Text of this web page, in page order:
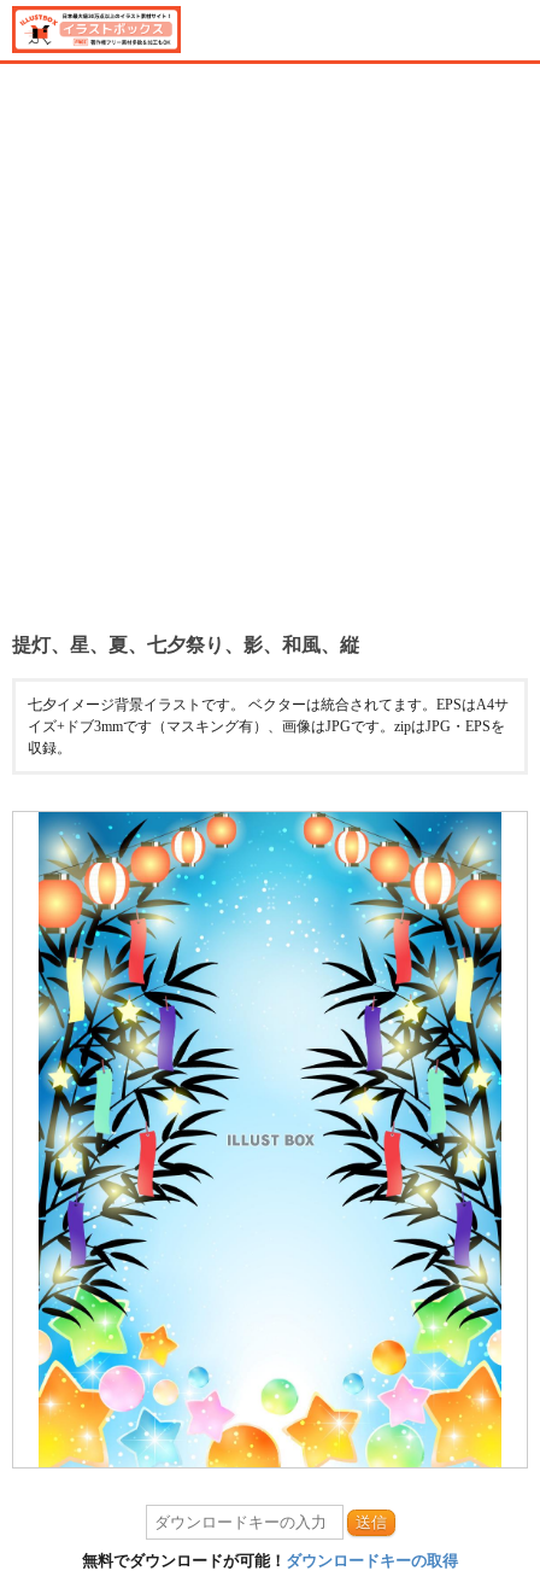
提灯、星、夏、七夕祭り、影、和風、縦
七夕イメージ背景イラストです。 ベクターは統合されてます。EPSはA4サ
イズ+ドブ3mmです（マスキング有）、画像はJPGです。zipはJPG・EPSを
収録。
送信
無料でダウンロードが可能！ ダウンロードキーの取得